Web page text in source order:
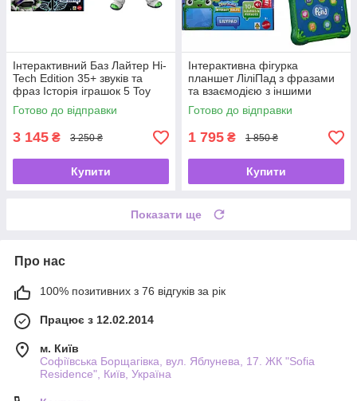
Інтерактивний Баз Лайтер Hi-
Tech Edition 35+ звуків та
фраз Історія іграшок 5 Toy
Story 5 Buzz Lightyear Mattel
Disney
Готово до відправки
3 145 ₴ 3 250 ₴
Купити
Інтерактивна фігурка
планшет ЛіліПад з фразами
та взаємодією з іншими
героями Disney Pixar Toy
Story 5 Interactables від Mattel
Готово до відправки
1 795 ₴ 1 850 ₴
Купити
Показати ще
Про нас
100% позитивних з 76 відгуків за рік
Працює з 12.02.2014
м. Київ
Софіївська Борщагівка, вул. Яблунева, 17. ЖК "Sofia
Residence", Київ, Україна